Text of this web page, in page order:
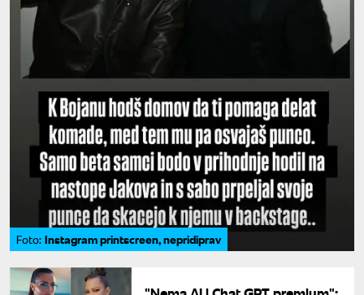
Foto: Instagram printscreen, nepridiprav